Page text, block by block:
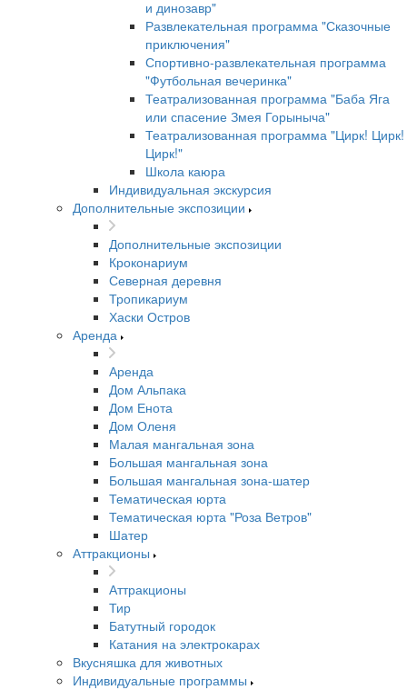
и динозавр"
Развлекательная программа "Сказочные
приключения"
Спортивно-развлекательная программа
"Футбольная вечеринка"
Театрализованная программа "Баба Яга
или спасение Змея Горыныча"
Театрализованная программа "Цирк! Цирк!
Цирк!"
Школа каюра
Индивидуальная экскурсия
Дополнительные экспозиции
Дополнительные экспозиции
Кроконариум
Северная деревня
Тропикариум
Хаски Остров
Аренда
Аренда
Дом Альпака
Дом Енота
Дом Оленя
Малая мангальная зона
Большая мангальная зона
Большая мангальная зона-шатер
Тематическая юрта
Тематическая юрта "Роза Ветров"
Шатер
Аттракционы
Аттракционы
Тир
Батутный городок
Катания на электрокарах
Вкусняшка для животных
Индивидуальные программы